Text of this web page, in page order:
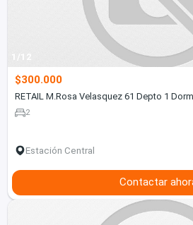
1/12
$300.000
RETAIL M.Rosa Velasquez 61 Depto 1
2
Estación Central
Contactar